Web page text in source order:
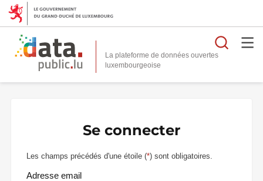
La plateforme de données ouvertes
Se connecter
Les champs précédés d'une étoile (*) sont obligatoires.
Adresse email